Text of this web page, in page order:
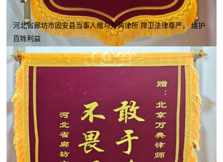
河北省廊坊市固安县当事人赠与万典律所 捍卫法律尊严， 维护
百姓利益